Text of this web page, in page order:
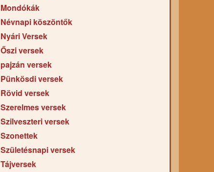
Mondókák
Névnapi köszöntők
Nyári Versek
Őszi versek
pajzán versek
Pünkösdi versek
Rövid versek
Szerelmes versek
Szilveszteri versek
Szonettek
Születésnapi versek
Tájversek